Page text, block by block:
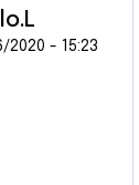
2020 - 15:23